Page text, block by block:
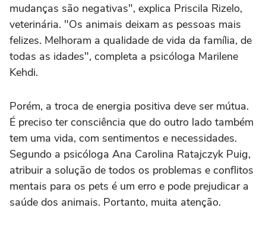
mudanças são negativas", explica Priscila Rizelo,
veterinária. "Os animais deixam as pessoas mais
felizes. Melhoram a qualidade de vida da família, de
todas as idades", completa a psicóloga Marilene
Kehdi.
Porém, a troca de energia positiva deve ser mútua.
É preciso ter consciência que do outro lado também
tem uma vida, com sentimentos e necessidades.
Segundo a psicóloga Ana Carolina Ratajczyk Puig,
atribuir a solução de todos os problemas e conflitos
mentais para os pets é um erro e pode prejudicar a
saúde dos animais. Portanto, muita atenção.